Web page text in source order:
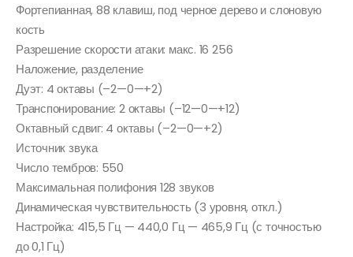
Фортепианная, 88 клавиш, под черное дерево и слоновую
кость
Разрешение скорости атаки: макс. 16 256
Наложение, разделение
Дуэт: 4 октавы (–2—0—+2)
Транспонирование: 2 октавы (–12—0—+12)
Октавный сдвиг: 4 октавы (–2—0—+2)
Источник звука
Число тембров: 550
Максимальная полифония 128 звуков
Динамическая чувствительность (3 уровня, откл.)
Настройка: 415,5 Гц — 440,0 Гц — 465,9 Гц (с точностью
до 0,1 Гц)